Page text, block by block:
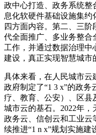
政中心打造、政务系统整
息化软硬件基础设施集
四方面内容。第二、三
代全面推广、多业务整合
工作，并通过数据治理中
建设，真正实现智慧城市
具体来看，在人民城市云
政府制定了“1 3 x”的政
疗、教育、公安）、区县
城市云的基石。2022年
政务云、信创云和工业云
续推进“1 n x”规划实施